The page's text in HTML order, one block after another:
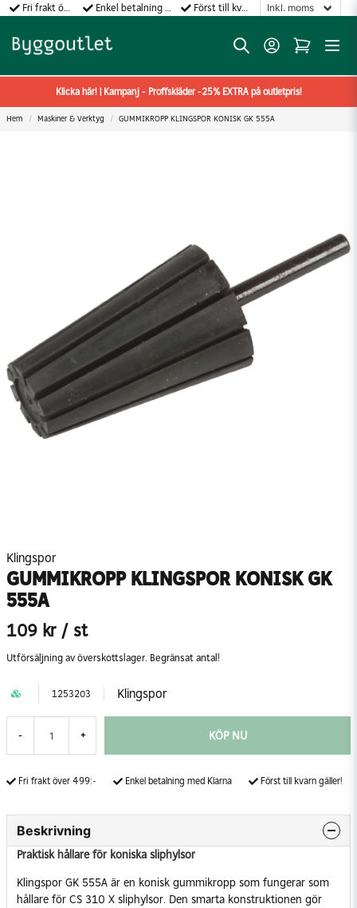
Fri frakt över 499:- Enkel betalning med Klarna Först till kvarn gäller!
Klicka här! | Kampanj - Proffskläder -25% EXTRA på outletpris!
Hem Maskiner & Verktyg GUMMIKROPP KLINGSPOR KONISK GK 555A
Klingspor
GUMMIKROPP KLINGSPOR KONISK GK
555A
109 kr / st
Utförsäljning av överskottslager. Begränsat antal!
1253203 Klingspor
- + KÖP NU
Fri frakt över 499:- Enkel betalning med Klarna Först till kvarn gäller!
Beskrivning
Praktisk hållare för koniska sliphylsor
Klingspor GK 555A är en konisk gummikropp som fungerar som
hållare för CS 310 X sliphylsor. Den smarta konstruktionen gör